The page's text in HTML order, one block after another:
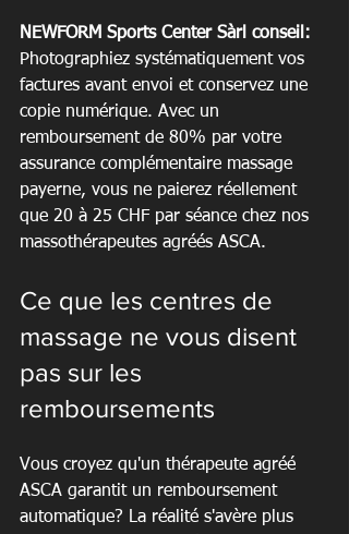
NEWFORM Sports Center Sàrl conseil:
Photographiez systématiquement vos
factures avant envoi et conservez une
copie numérique. Avec un
remboursement de 80% par votre
assurance complémentaire massage
payerne, vous ne paierez réellement
que 20 à 25 CHF par séance chez nos
massothérapeutes agréés ASCA.
Ce que les centres de
massage ne vous disent
pas sur les
remboursements
Vous croyez qu'un thérapeute agréé
ASCA garantit un remboursement
automatique? La réalité s'avère plus